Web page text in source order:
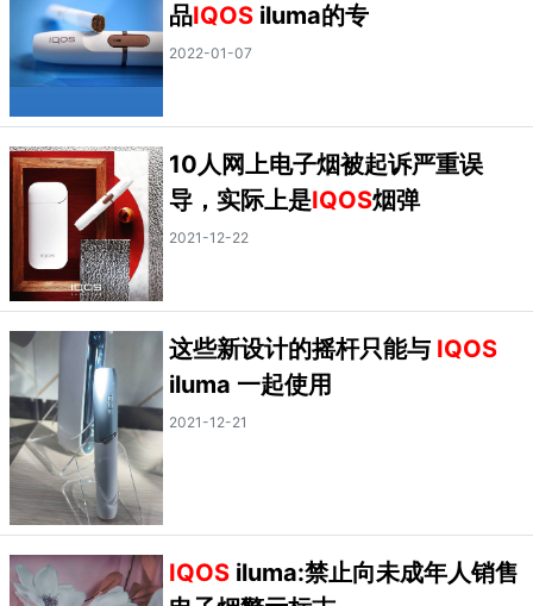
品IQOSiluma的专
2022-01-07
10人网上电子烟被起诉严重误
导，实际上是IQOS烟弹
2021-12-22
这些新设计的摇杆只能与 IQOS
iluma 一起使用
2021-12-21
IQOSiluma:禁止向未成年人销售